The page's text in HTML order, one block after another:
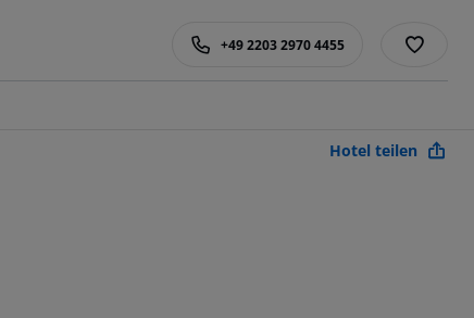
+49 2203 2970 4455
Hotel teilen